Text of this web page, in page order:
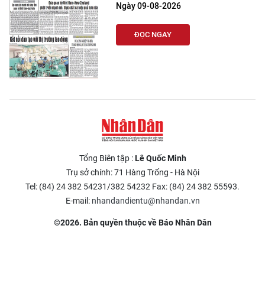
Ngày 09-08-2026
ĐỌC NGAY
Tổng Biên tập :Lê Quốc Minh
Trụ sở chính: 71 Hàng Trống - Hà Nội
Tel: (84) 24 382 54231/382 54232 Fax: (84) 24 382 55593.
E-mail: nhandandientu@nhandan.vn
©2026. Bản quyền thuộc về Báo Nhân Dân